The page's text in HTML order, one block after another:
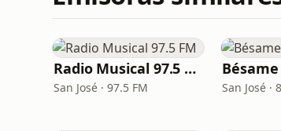
Radio Musical 97.5 FM
San José · 97.5 FM
Bésame
San José ·